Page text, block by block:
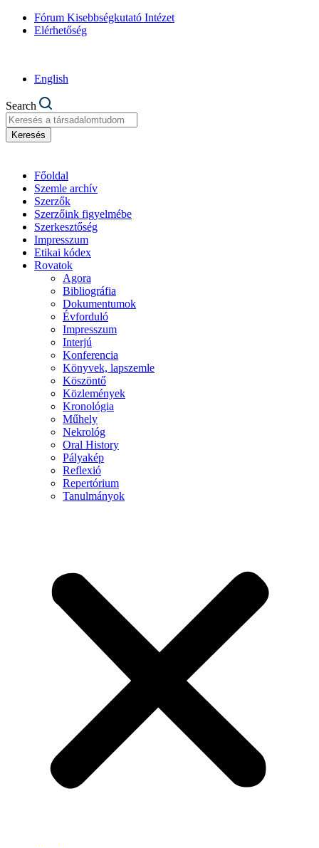
Fórum Kisebbségkutató Intézet
Elérhetőség
English
Search
Keresés
Főoldal
Szemle archív
Szerzők
Szerzőink figyelmébe
Szerkesztőség
Impresszum
Etikai kódex
Rovatok
Agora
Bibliográfia
Dokumentumok
Évforduló
Impresszum
Interjú
Konferencia
Könyvek, lapszemle
Köszöntő
Közlemények
Kronológia
Műhely
Nekrológ
Oral History
Pályakép
Reflexió
Repertórium
Tanulmányok